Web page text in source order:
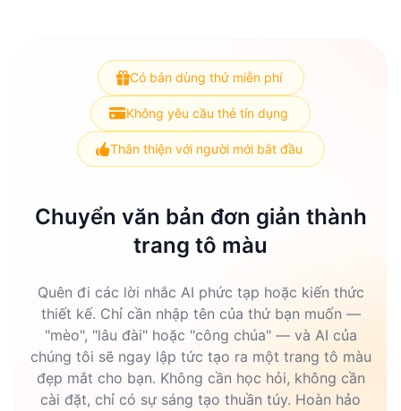
Có bản dùng thử miễn phí
Không yêu cầu thẻ tín dụng
Thân thiện với người mới bắt đầu
Chuyển văn bản đơn giản thành
trang tô màu
Quên đi các lời nhắc AI phức tạp hoặc kiến thức
thiết kế. Chỉ cần nhập tên của thứ bạn muốn —
"mèo", "lâu đài" hoặc "công chúa" — và AI của
chúng tôi sẽ ngay lập tức tạo ra một trang tô màu
đẹp mắt cho bạn. Không cần học hỏi, không cần
cài đặt, chỉ có sự sáng tạo thuần túy. Hoàn hảo